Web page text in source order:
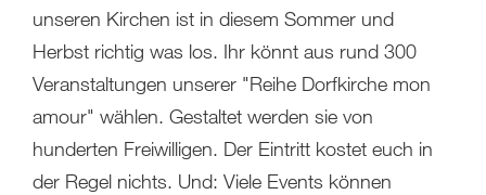
unseren Kirchen ist in diesem Sommer und
Herbst richtig was los. Ihr könnt aus rund 300
Veranstaltungen unserer "Reihe Dorfkirche mon
amour" wählen. Gestaltet werden sie von
hunderten Freiwilligen. Der Eintritt kostet euch in
der Regel nichts. Und: Viele Events können